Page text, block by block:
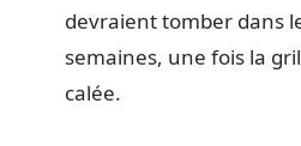
devraient tomber dans
semaines, une fois la
calée.